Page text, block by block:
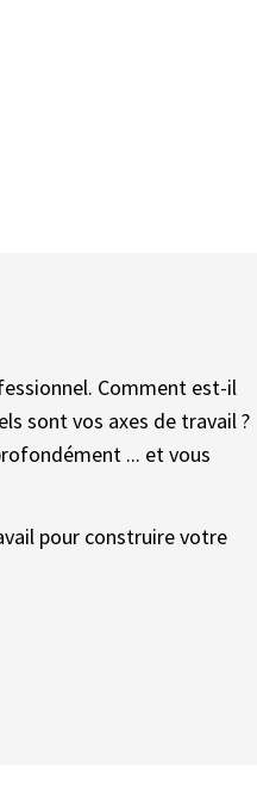
Comment est-il
sont vos axes de travail ?
... et vous
pour construire votre